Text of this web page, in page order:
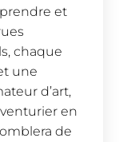
et
chaque
une
d’art,
en
de